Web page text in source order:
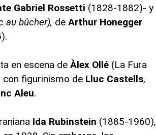
Gabriel Rossetti (1828-1882)- y
au bûcher), deArthur Honegger
en escena deÀlex Ollé (La Fura
con figurinismo de Lluc Castells,
Aleu.
Ida Rubinstein (1885-1960),